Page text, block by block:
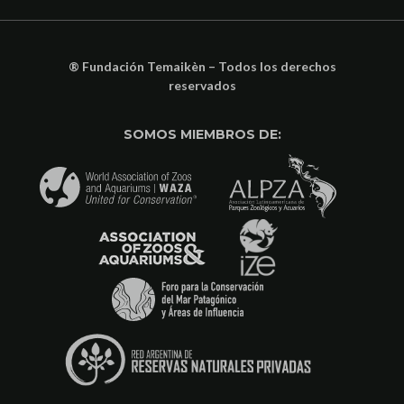
® Fundación Temaikèn – Todos los derechos
reservados
SOMOS MIEMBROS DE: